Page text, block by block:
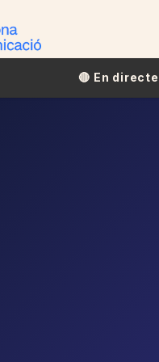
🔴​​ En directe